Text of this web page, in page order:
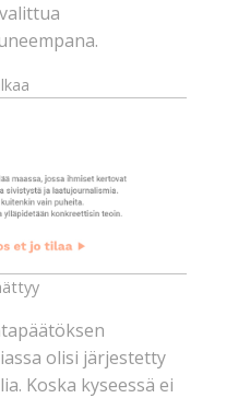
olisi järjestetty
Koska kyseessä ei